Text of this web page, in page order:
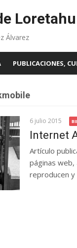
Álvarez
PUBLICACIONES,
6 julio 2015
Internet
Artículo
páginas web,
reproducen y